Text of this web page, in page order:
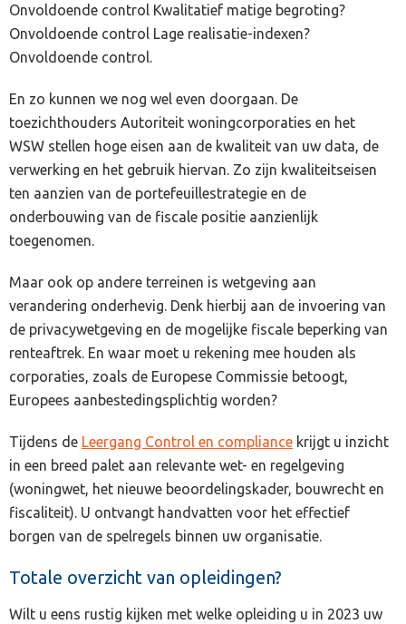
Onvoldoende control Kwalitatief matige begroting?
Onvoldoende control Lage realisatie-indexen?
Onvoldoende control.
En zo kunnen we nog wel even doorgaan. De
toezichthouders Autoriteit woningcorporaties en het
WSW stellen hoge eisen aan de kwaliteit van uw data, de
verwerking en het gebruik hiervan. Zo zijn kwaliteitseisen
ten aanzien van de portefeuillestrategie en de
onderbouwing van de fiscale positie aanzienlijk
toegenomen.
Maar ook op andere terreinen is wetgeving aan
verandering onderhevig. Denk hierbij aan de invoering van
de privacywetgeving en de mogelijke fiscale beperking van
renteaftrek. En waar moet u rekening mee houden als
corporaties, zoals de Europese Commissie betoogt,
Europees aanbestedingsplichtig worden?
Tijdens de Leergang Control en compliance krijgt u inzicht
in een breed palet aan relevante wet- en regelgeving
(woningwet, het nieuwe beoordelingskader, bouwrecht en
fiscaliteit). U ontvangt handvatten voor het effectief
borgen van de spelregels binnen uw organisatie.
Totale overzicht van opleidingen?
Wilt u eens rustig kijken met welke opleiding u in 2023 uw